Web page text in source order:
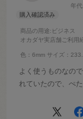
年
商品の用途:ビジネス
オカダヤ実店舗ご利用
色：6mm サイズ：
よく使うものなの
れていたので、ぺ